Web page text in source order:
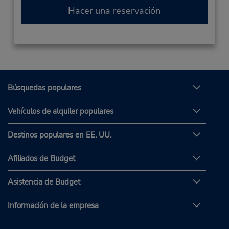
Hacer una reservación
Búsquedas populares
Vehículos de alquiler populares
Destinos populares en EE. UU.
Afiliados de Budget
Asistencia de Budget
Información de la empresa